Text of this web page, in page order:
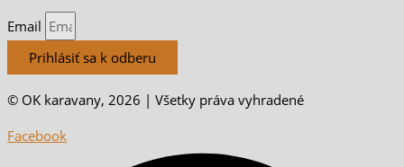
Email
Prihlásiť sa k odberu
© OK karavany, 2026 | Všetky práva vyhradené
Facebook